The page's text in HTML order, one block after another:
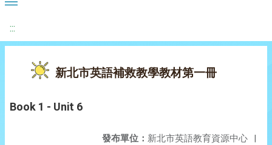
:::
新北市英語補救教學教材第一冊
Book 1 - Unit 6
發布單位： 新北市英語教育資源中心 |